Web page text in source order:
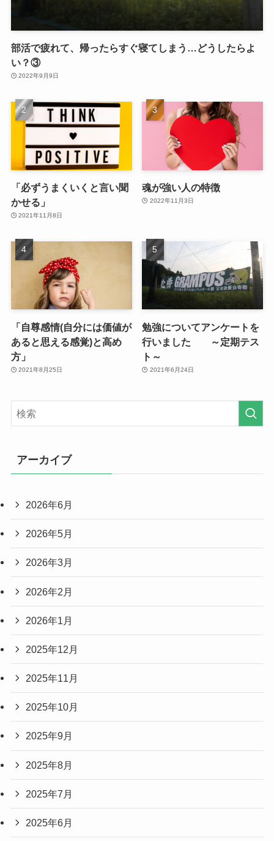
部活で疲れて、帰ったらすぐ寝てしまう…どうしたらよ
い？③
2022年9月9日
「必ずうまくいくと言い聞
かせる」
2021年11月8日
魂が強い人の特徴
2022年11月3日
「自尊感情(自分には価値が
あると思える感覚)と高め
方」
2021年8月25日
勉強についてアンケートを
行いました ～定期テス
ト～
2021年6月24日
アーカイブ
2026年6月
2026年5月
2026年3月
2026年2月
2026年1月
2025年12月
2025年11月
2025年10月
2025年9月
2025年8月
2025年7月
2025年6月